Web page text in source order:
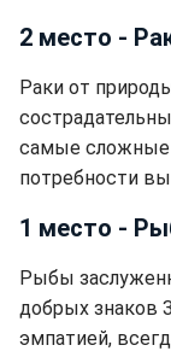
2 место -
Раки от
самые сложные
потребности
1 место -
Рыбы
добрых знаков
эмпатией,